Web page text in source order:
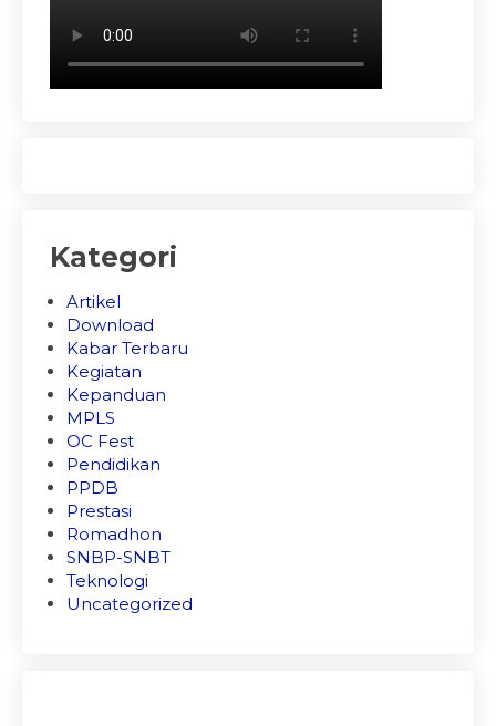
Kategori
Artikel
Download
Kabar Terbaru
Kegiatan
Kepanduan
MPLS
OC Fest
Pendidikan
PPDB
Prestasi
Romadhon
SNBP-SNBT
Teknologi
Uncategorized